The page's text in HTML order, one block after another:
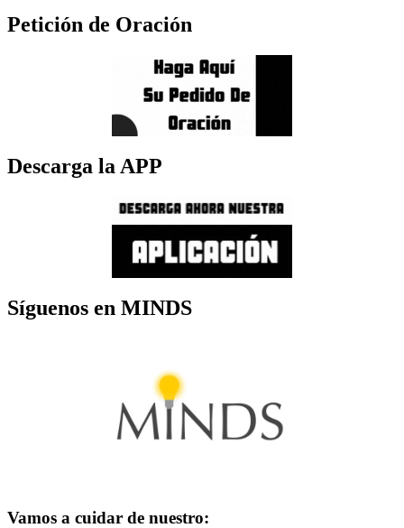
Petición de Oración
Descarga la APP
Síguenos en MINDS
Vamos a cuidar de nuestro: